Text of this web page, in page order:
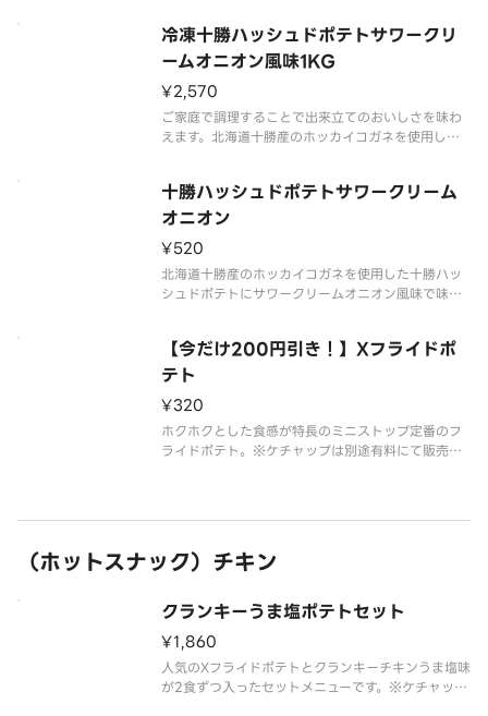
冷凍十勝ハッシュドポテトサワークリ
ームオニオン風味1KG
¥2,570
ご家庭で調理することで出来立てのおいしさを味わ
えます。北海道十勝産のホッカイコガネを使用した
おいしさです。
十勝ハッシュドポテトサワークリーム
オニオン
¥520
北海道十勝産のホッカイコガネを使用した十勝ハッ
シュドポテトにサワークリームオニオン風味で味付
【今だけ200円引き！】Xフライドポ
テト
¥320
ホクホクとした食感が特長のミニストップ定番のフ
ライドポテト。※ケチャップは別途有料にて販売し
（ホットスナック）チキン
クランキーうま塩ポテトセット
¥1,860
人気のXフライドポテトとクランキーチキンうま塩味
が2食ずつ入ったセットメニューです。※ケチャップ